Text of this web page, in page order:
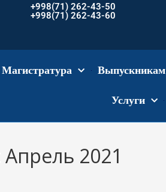
+998(71) 262-43-50
+998(71) 262-43-60
Магистратура Выпускникам
Услуги
2021